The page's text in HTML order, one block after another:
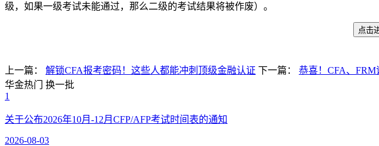
级，如果一级考试未能通过，那么二级的考试结果将被作废）。
点击
上一篇： 解锁CFA报考密码！这些人都能冲刺顶级金融认证 下一篇： 恭喜！CFA、
华金热门
换一批
1
关于公布2026年10月-12月CFP/AFP考试时间表的通知
2026-08-03